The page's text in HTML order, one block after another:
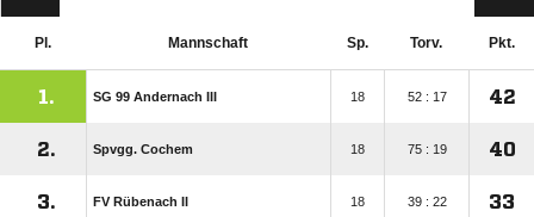
Pl. Mannschaft Sp. Torv. Pkt.
1. SG 99 Andernach III 18 52 : 17 42
2. Spvgg. Cochem 18 75 : 19 40
3. FV Rübenach II 18 39 : 22 33